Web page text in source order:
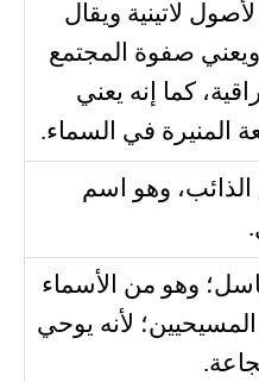
لاتينية ويقال
ويعني صفوة المجتمع
كما إنه يعني
المنيرة في السماء.
الذائب، وهو اسم
وهو من الأسماء
المسيحيين؛ لأنه يوحي